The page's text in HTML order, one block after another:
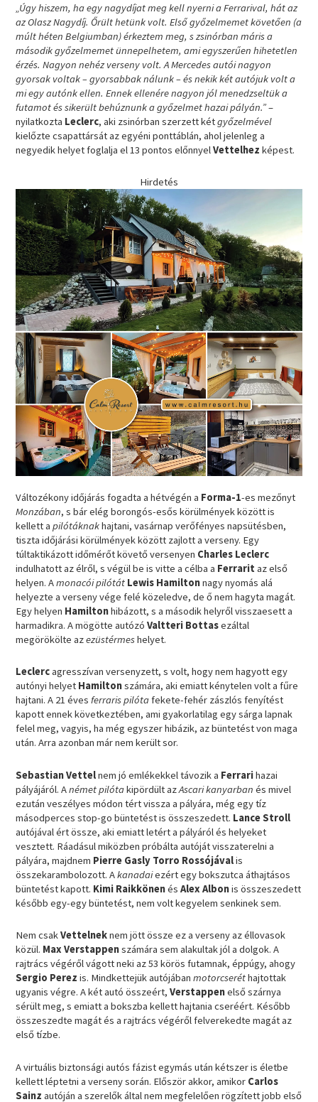
„Úgy hiszem, ha egy nagydíjat meg kell nyerni a Ferrarival, hát az
az Olasz Nagydíj. Őrült hetünk volt. Első győzelmemet követően (a
múlt héten Belgiumban) érkeztem meg, s zsinórban máris a
második győzelmemet ünnepelhetem, ami egyszerűen hihetetlen
érzés. Nagyon nehéz verseny volt. A Mercedes autói nagyon
gyorsak voltak – gyorsabbak nálunk – és nekik két autójuk volt a
mi egy autónk ellen. Ennek ellenére nagyon jól menedzseltük a
futamot és sikerült behúznunk a győzelmet hazai pályán.”–
nyilatkozta Leclerc, aki zsinórban szerzett kétgyőzelmével
kielőzte csapattársát az egyéni ponttáblán, ahol jelenleg a
negyedik helyet foglalja el 13 pontos előnnyelVettelhez képest.
Hirdetés
Változékony időjárás fogadta a hétvégén a Forma-1-es mezőnyt
Monzában, s bár elég borongós-esős körülmények között is
kellett apilótáknakhajtani, vasárnap verőfényes napsütésben,
tiszta időjárási körülmények között zajlott a verseny. Egy
túltaktikázott időmérőt követő versenyen Charles Leclerc
indulhatott az élről, s végül be is vitte a célba a Ferrarit az első
helyen. Amonacói pilótát Lewis Hamiltonnagy nyomás alá
helyezte a verseny vége felé közeledve, de ő nem hagyta magát.
Egy helyen Hamiltonhibázott, s a második helyről visszaesett a
harmadikra. A mögötte autózóValtteri Bottasezáltal
megörökölte azezüstérmeshelyet.
Leclercagresszívan versenyzett, s volt, hogy nem hagyott egy
autónyi helyet Hamiltonszámára, aki emiatt kénytelen volt a fűre
hajtani. A 21 évesferraris pilótafekete-fehér zászlós fenyítést
kapott ennek következtében, ami gyakorlatilag egy sárga lapnak
felel meg, vagyis, ha még egyszer hibázik, az büntetést von maga
után. Arra azonban már nem került sor.
Sebastian Vettelnem jó emlékekkel távozik a Ferrarihazai
pályájáról. Anémet pilótakipördült azAscari kanyarban és mivel
ezután veszélyes módon tért vissza a pályára, még egy tíz
másodperces stop-go büntetést is összeszedett. Lance Stroll
autójával ért össze, aki emiatt letért a pályáról és helyeket
vesztett. Ráadásul miközben próbálta autóját visszaterelni a
pályára, majdnem Pierre Gasly Torro Rossójávalis
összekarambolozott. Akanadaiezért egy bokszutca áthajtásos
büntetést kapott. Kimi RaikkönenésAlex Albonis összeszedett
később egy-egy büntetést, nem volt kegyelem senkinek sem.
Nem csakVettelneknem jött össze ez a verseny az éllovasok
közül. Max Verstappenszámára sem alakultak jól a dolgok. A
rajtrács végéről vágott neki az 53 körös futamnak, éppúgy, ahogy
Sergio Perez is. Mindkettejük autójábanmotorcseréthajtottak
ugyanis végre. A két autó összeért,Verstappenelső szárnya
sérült meg, s emiatt a bokszba kellett hajtania cseréért. Később
összeszedte magát és a rajtrács végéről felverekedte magát az
első tízbe.
A virtuális biztonsági autós fázist egymás után kétszer is életbe
kellett léptetni a verseny során. Először akkor, amikor Carlos
Sainz autóján a szerelők által nem megfelelően rögzített jobb első